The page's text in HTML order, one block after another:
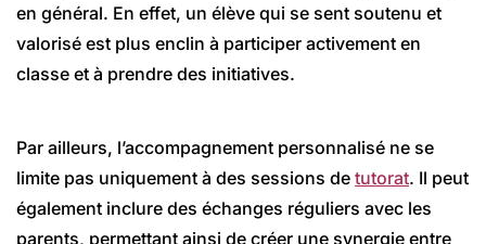
en général. En effet, un élève qui se sent soutenu et
valorisé est plus enclin à participer activement en
classe et à prendre des initiatives.
Par ailleurs, l’accompagnement personnalisé ne se
limite pas uniquement à des sessions de tutorat. Il peut
également inclure des échanges réguliers avec les
parents, permettant ainsi de créer une synergie entre